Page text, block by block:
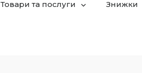
Товари та послуги Знижки